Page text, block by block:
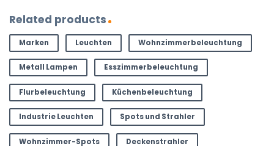
Related products
Marken Leuchten Wohnzimmerbeleuchtung
Metall Lampen Esszimmerbeleuchtung
Flurbeleuchtung Küchenbeleuchtung
Industrie Leuchten Spots und Strahler
Wohnzimmer-Spots Deckenstrahler